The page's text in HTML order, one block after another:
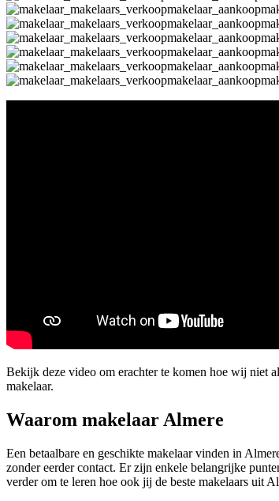
Bekijk deze video om erachter te komen hoe wij niet
makelaar.
Waarom makelaar Almere
Een betaalbare en geschikte makelaar vinden in
zonder eerder contact. Er zijn enkele belangrijke
verder om te leren hoe ook jij de beste makelaars uit